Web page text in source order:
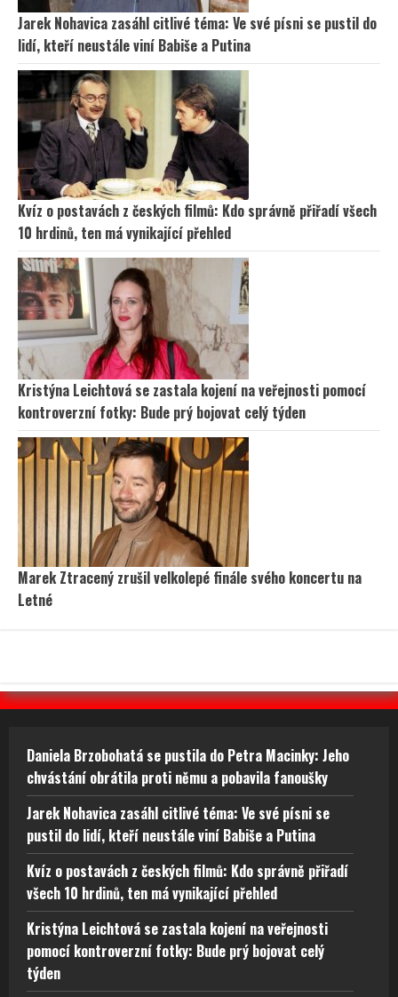
Jarek Nohavica zasáhl citlivé téma: Ve své písni se pustil do
lidí, kteří neustále viní Babiše a Putina
Kvíz o postavách z českých filmů: Kdo správně přiřadí všech
10 hrdinů, ten má vynikající přehled
Kristýna Leichtová se zastala kojení na veřejnosti pomocí
kontroverzní fotky: Bude prý bojovat celý týden
Marek Ztracený zrušil velkolepé finále svého koncertu na
Letné
Daniela Brzobohatá se pustila do Petra Macinky: Jeho
chvástání obrátila proti němu a pobavila fanoušky
Jarek Nohavica zasáhl citlivé téma: Ve své písni se
pustil do lidí, kteří neustále viní Babiše a Putina
Kvíz o postavách z českých filmů: Kdo správně přiřadí
všech 10 hrdinů, ten má vynikající přehled
Kristýna Leichtová se zastala kojení na veřejnosti
pomocí kontroverzní fotky: Bude prý bojovat celý
týden